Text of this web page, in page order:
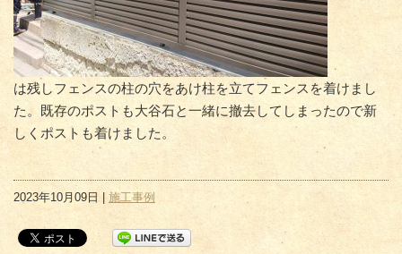
は残しフェンスの柱の穴をあけ柱を立てフェンスを着けまし
た。既存のポストも大谷石と一緒に撤去してしまったので新
しくポストも着けました。
2023年10月09日 | 施工事例